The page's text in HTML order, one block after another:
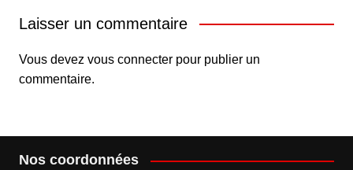
Laisser un commentaire
Vous devez vous connecterpour publier un
commentaire.
Nos coordonnées